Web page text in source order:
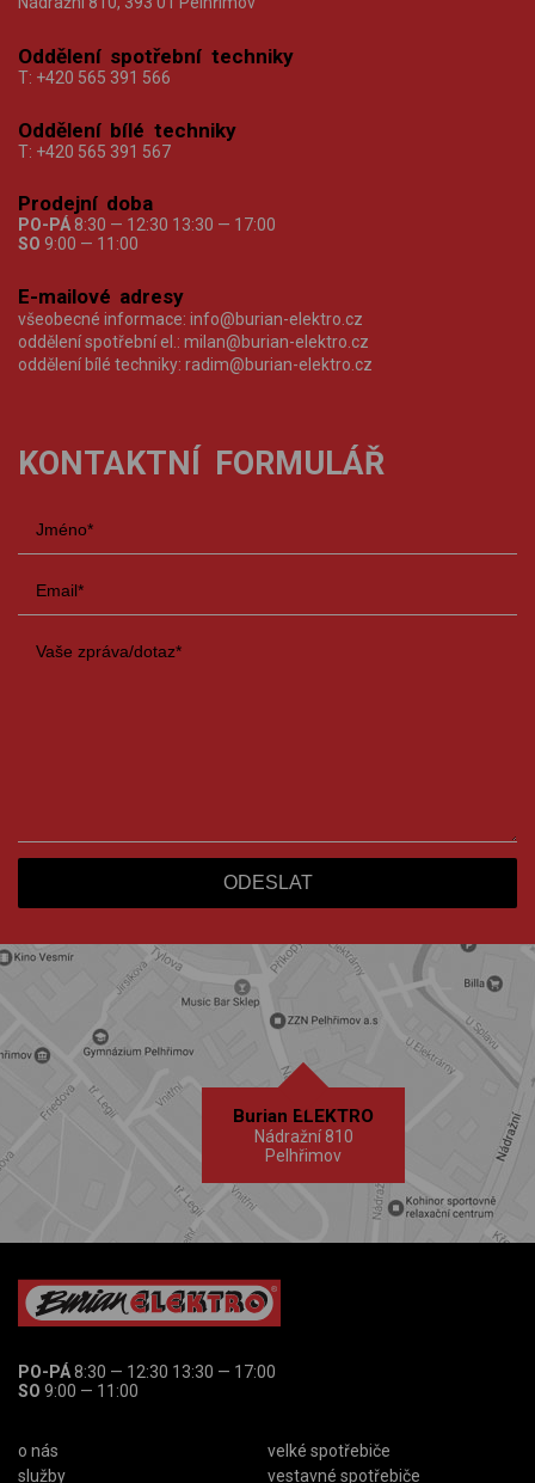
Oddělení spotřební techniky
T: +420 565 391 566
Oddělení bílé techniky
T: +420 565 391 567
Prodejní doba
PO-PÁ 8:30 — 12:30 13:30 — 17:00
SO 9:00 — 11:00
E-mailové adresy
všeobecné informace: info@burian-elektro.cz
oddělení spotřební el.: milan@burian-elektro.cz
oddělení bílé techniky: radim@burian-elektro.cz
KONTAKTNÍ FORMULÁŘ
Burian ELEKTRO
Nádražní 810
Pelhřimov
PO-PÁ8:30 — 12:30 13:30 — 17:00
SO 9:00 — 11:00
o nás
služby
velké spotřebiče
vestavné spotřebiče